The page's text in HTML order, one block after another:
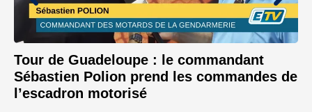
Tour de Guadeloupe : le commandant
Sébastien Polion prend les commandes de
l’escadron motorisé